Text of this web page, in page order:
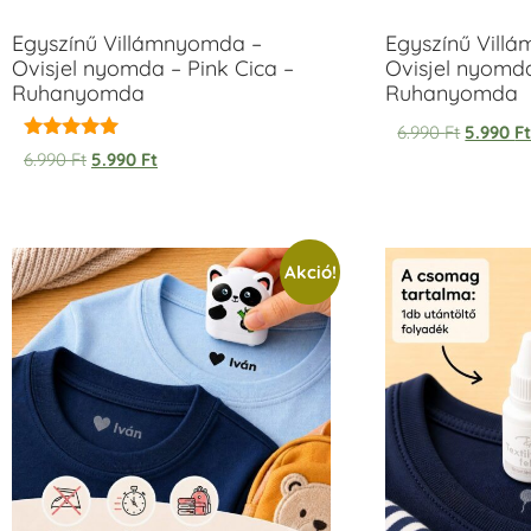
Egyszínű Villámnyomda –
Ovisjel nyomda – Pink Cica –
Ruhanyomda
Értékelés:
5.00
6.990Ft 5.990 Ft
Egyszínű
Ovisjel
Ruhanyomda
6.990Ft 5.990 Ft
Akció!